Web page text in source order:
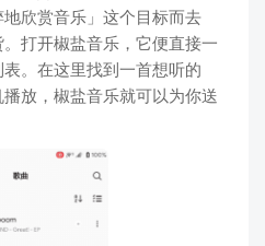
欣赏音乐」这个目标而去
打开椒盐音乐，它便直接一
。在这里找到一首想听的
放，椒盐音乐就可以为你送